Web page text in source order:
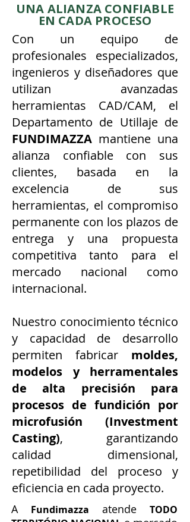
UNA ALIANZA CONFIABLE
EN CADA PROCESO
Con un equipo de
profesionales especializados,
ingenieros y diseñadores que
utilizan avanzadas
herramientas CAD/CAM, el
Departamento de Utillaje de
FUNDIMAZZA mantiene una
alianza confiable con sus
clientes, basada en la
excelencia de sus
herramientas, el compromiso
permanente con los plazos de
entrega y una propuesta
competitiva tanto para el
mercado nacional como
internacional.
Nuestro conocimiento técnico
y capacidad de desarrollo
permiten fabricar moldes,
modelos y herramentales
de alta precisión para
procesos de fundición por
microfusión (Investment
Casting), garantizando
calidad dimensional,
repetibilidad del proceso y
eficiencia en cada proyecto.
A Fundimazza atende TODO